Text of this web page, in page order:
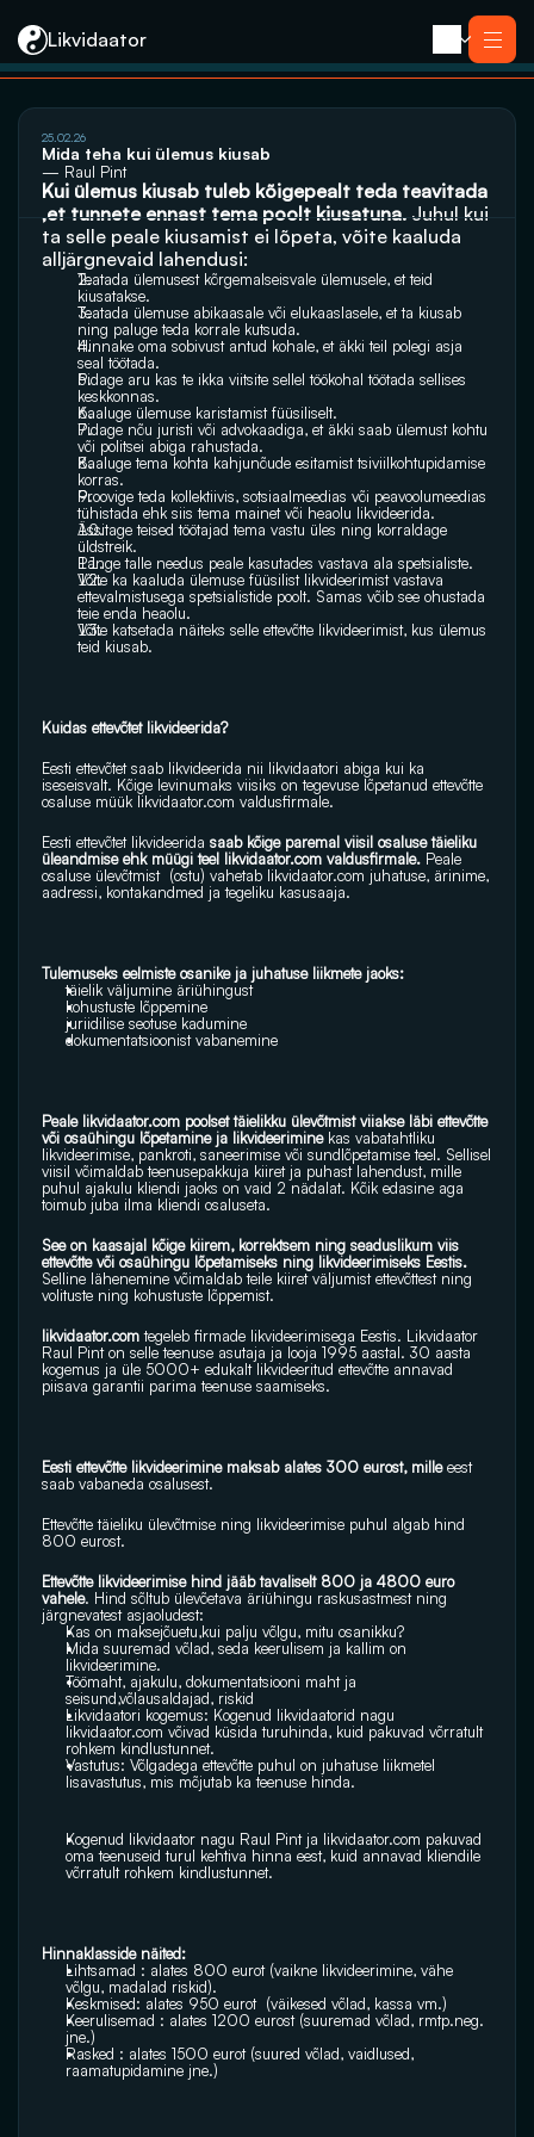
Likvidaator
Teenused
Likvideerimine koos müügiga
Likvideerimine
Saneerimine
Pankrotimenetlus
E-residendi ettevõtte sulgemine
Kontakt
25.02.26
Mida teha kui ülemus kiusab
— Raul Pint
Kui ülemus kiusab tuleb kõigepealt teda teavitada
,et tunnete ennast tema poolt kiusatuna. Juhul kui
ta selle peale kiusamist ei lõpeta, võite kaaluda
alljärgnevaid lahendusi:
Teatada ülemusest kõrgemalseisvale ülemusele, et teid
kiusatakse.
Teatada ülemuse abikaasale või elukaaslasele, et ta kiusab
ning paluge teda korrale kutsuda.
Hinnake oma sobivust antud kohale, et äkki teil polegi asja
seal töötada.
Pidage aru kas te ikka viitsite sellel töökohal töötada sellises
keskkonnas.
Kaaluge ülemuse karistamist füüsiliselt.
Pidage nõu juristi või advokaadiga, et äkki saab ülemust kohtu
või politsei abiga rahustada.
Kaaluge tema kohta kahjunõude esitamist tsiviilkohtupidamise
korras.
Proovige teda kollektiivis, sotsiaalmeedias või peavoolumeedias
tühistada ehk siis tema mainet või heaolu likvideerida.
Ässitage teised töötajad tema vastu üles ning korraldage
üldstreik.
Pange talle needus peale kasutades vastava ala spetsialiste.
Võite ka kaaluda ülemuse füüsilist likvideerimist vastava
ettevalmistusega spetsialistide poolt. Samas võib see ohustada
teie enda heaolu.
Võite katsetada näiteks selle ettevõtte likvideerimist, kus ülemus
teid kiusab.
Kuidas ettevõtet likvideerida?
Eesti ettevõtet saab likvideerida nii likvidaatori abiga kui ka
iseseisvalt. Kõige levinumaks viisiks on tegevuse lõpetanud ettevõtte
osaluse müük likvidaator.com valdusfirmale.
Eesti ettevõtet likvideerida saab kõige paremal viisil osaluse täieliku
üleandmise ehk müügi teel likvidaator.com valdusfirmale. Peale
osaluse ülevõtmist  (ostu) vahetab likvidaator.com juhatuse, ärinime,
aadressi, kontakandmed ja tegeliku kasusaaja.
Tulemuseks eelmiste osanike ja juhatuse liikmete jaoks:
täielik väljumine äriühingust
kohustuste lõppemine
juriidilise seotuse kadumine
dokumentatsioonist vabanemine
Peale likvidaator.com poolset täielikku ülevõtmist viiakse läbi ettevõtte
või osaühingu lõpetamine ja likvideerimine kas vabatahtliku
likvideerimise, pankroti, saneerimise või sundlõpetamise teel. Sellisel
viisil võimaldab teenusepakkuja kiiret ja puhast lahendust, mille
puhul ajakulu kliendi jaoks on vaid 2 nädalat. Kõik edasine aga
toimub juba ilma kliendi osaluseta.
See on kaasajal kõige kiirem, korrektsem ning seaduslikum viis
Selline lähenemine võimaldab teile kiiret väljumist ettevõttest ning
volituste ning kohustuste lõppemist.
likvidaator.com tegeleb firmade likvideerimisega Eestis. Likvidaator
Raul Pint on selle teenuse asutaja ja looja 1995 aastal. 30 aasta
kogemus ja üle 5000+ edukalt likvideeritud ettevõtte annavad
piisava garantii parima teenuse saamiseks.
Eesti ettevõtte likvideerimine maksab alates 300 eurost, mille eest
saab vabaneda osalusest.
Ettevõtte täieliku ülevõtmise ning likvideerimise puhul algab hind
800 eurost.
Ettevõtte likvideerimise hind jääb tavaliselt 800 ja 4800 euro
vahele. Hind sõltub ülevõetava äriühingu raskusastmest ning
järgnevatest asjaoludest:
Kas on maksejõuetu,kui palju võlgu, mitu osanikku?
Mida suuremad võlad, seda keerulisem ja kallim on
likvideerimine.
Töömaht, ajakulu, dokumentatsiooni maht ja
seisund,võlausaldajad, riskid
likvidaator.com võivad küsida turuhinda, kuid pakuvad võrratult
rohkem kindlustunnet.
Vastutus: Võlgadega ettevõtte puhul on juhatuse liikmetel
lisavastutus, mis mõjutab ka teenuse hinda.
Kogenud likvidaator nagu Raul Pint ja likvidaator.com pakuvad
oma teenuseid turul kehtiva hinna eest, kuid annavad kliendile
võrratult rohkem kindlustunnet.
Hinnaklasside näited:
Lihtsamad : alates 800 eurot (vaikne likvideerimine, vähe
võlgu, madalad riskid).
Keskmised: alates 950 eurot  (väikesed võlad, kassa vm.)
Keerulisemad : alates 1200 eurost (suuremad võlad, rmtp.neg.
jne.)
Rasked : alates 1500 eurot (suured võlad, vaidlused,
raamatupidamine jne.)